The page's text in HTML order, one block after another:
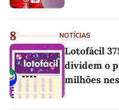
8 NOTÍCIAS
Lotofácil
dividem o
milhões